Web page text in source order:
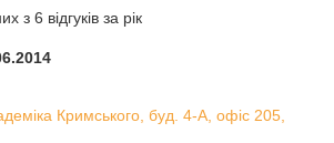
з 6 відгуків за рік
Кримського, буд. 4-А, офіс 205,